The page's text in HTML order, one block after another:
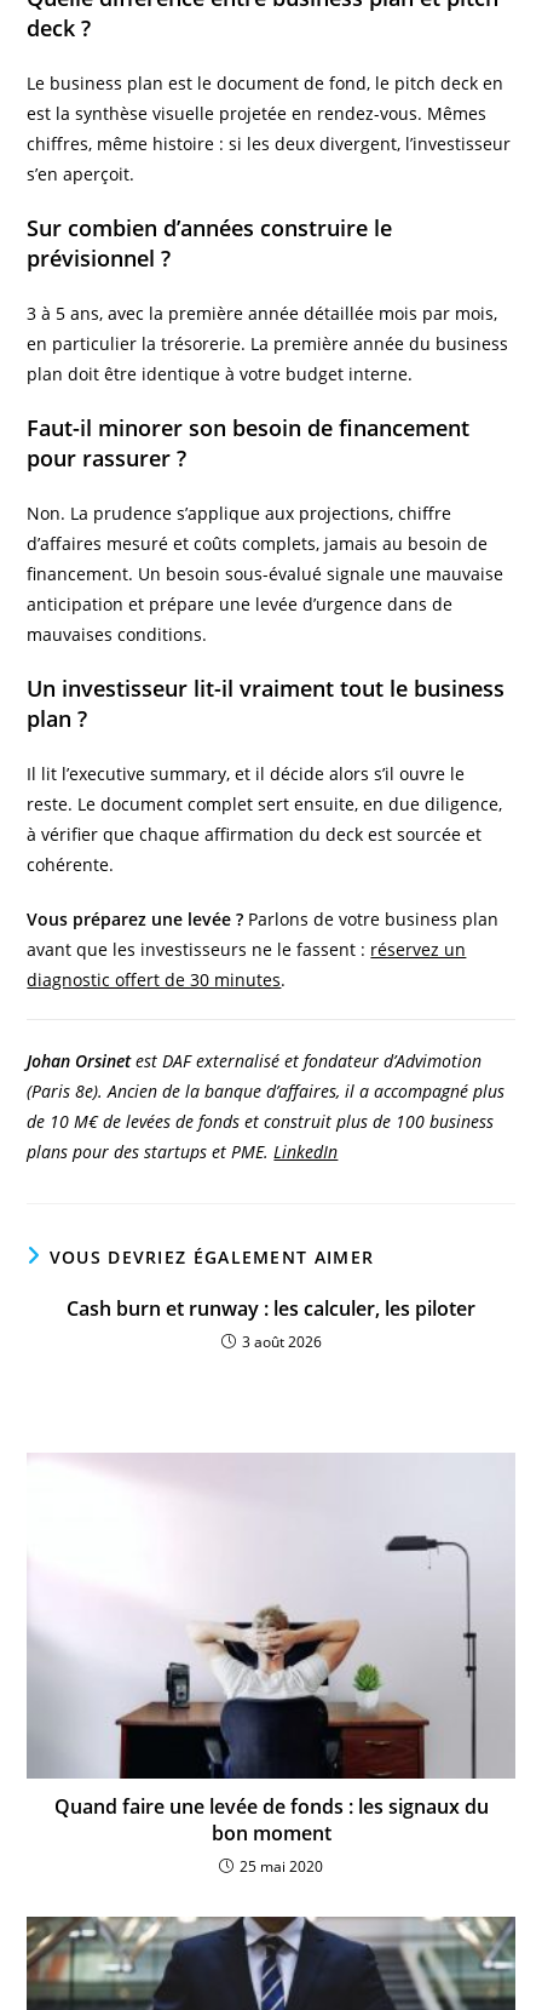
deck ?
Le business plan est le document de fond, le pitch deck en
est la synthèse visuelle projetée en rendez-vous. Mêmes
chiffres, même histoire : si les deux divergent, l’investisseur
s’en aperçoit.
Sur combien d’années construire le
prévisionnel ?
3 à 5 ans, avec la première année détaillée mois par mois,
en particulier la trésorerie. La première année du business
plan doit être identique à votre budget interne.
Faut-il minorer son besoin de financement
pour rassurer ?
Non. La prudence s’applique aux projections, chiffre
d’affaires mesuré et coûts complets, jamais au besoin de
financement. Un besoin sous-évalué signale une mauvaise
anticipation et prépare une levée d’urgence dans de
mauvaises conditions.
Un investisseur lit-il vraiment tout le business
plan ?
Il lit l’executive summary, et il décide alors s’il ouvre le
reste. Le document complet sert ensuite, en due diligence,
à vérifier que chaque affirmation du deck est sourcée et
cohérente.
Vous préparez une levée ? Parlons de votre business plan
avant que les investisseurs ne le fassent : réservez un
diagnostic offert de 30 minutes.
Johan Orsinetest DAF externalisé et fondateur d’Advimotion
(Paris 8e). Ancien de la banque d’affaires, il a accompagné plus
de 10 M€ de levées de fonds et construit plus de 100 business
plans pour des startups et PME.LinkedIn
VOUS DEVRIEZ ÉGALEMENT AIMER
Cash burn et runway : les calculer, les piloter
3 août 2026
Quand faire une levée de fonds : les signaux du
bon moment
25 mai 2020